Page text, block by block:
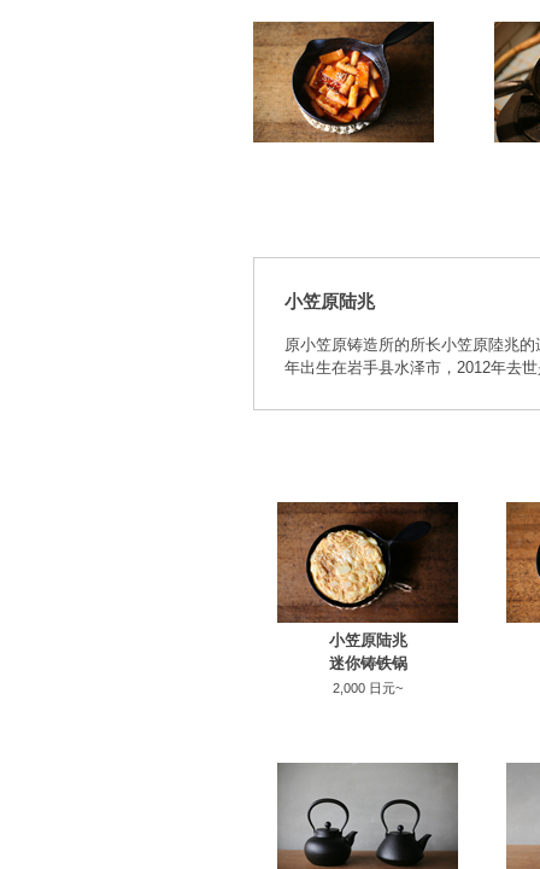
小笠原陆兆
原小笠原铸造所的所长小笠原陸兆
年出生在岩手县水泽市，2012年去
小笠原陆兆
迷你铸铁锅
2,000 日元~